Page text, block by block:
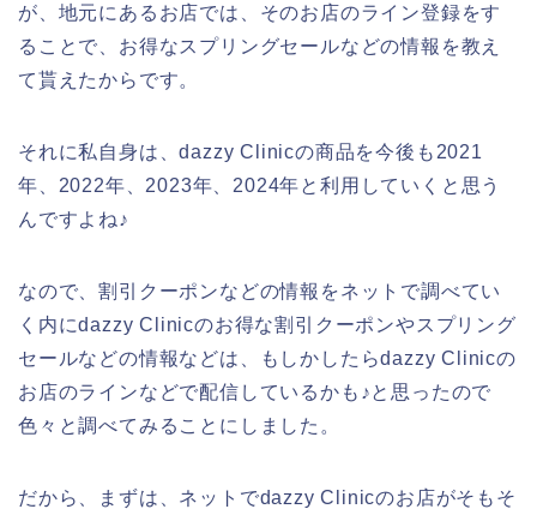
が、地元にあるお店では、そのお店のライン登録をす
ることで、お得なスプリングセールなどの情報を教え
て貰えたからです。
それに私自身は、dazzy Clinicの商品を今後も2021
年、2022年、2023年、2024年と利用していくと思う
んですよね♪
なので、割引クーポンなどの情報をネットで調べてい
く内にdazzy Clinicのお得な割引クーポンやスプリング
セールなどの情報などは、もしかしたらdazzy Clinicの
お店のラインなどで配信しているかも♪と思ったので
色々と調べてみることにしました。
だから、まずは、ネットでdazzy Clinicのお店がそもそ